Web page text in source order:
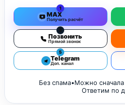
1
MAX
Получить расчёт
3
Позвонить
Прямой звонок
5
Telegram
Доп. канал
Без спама•Можно
Ответим по